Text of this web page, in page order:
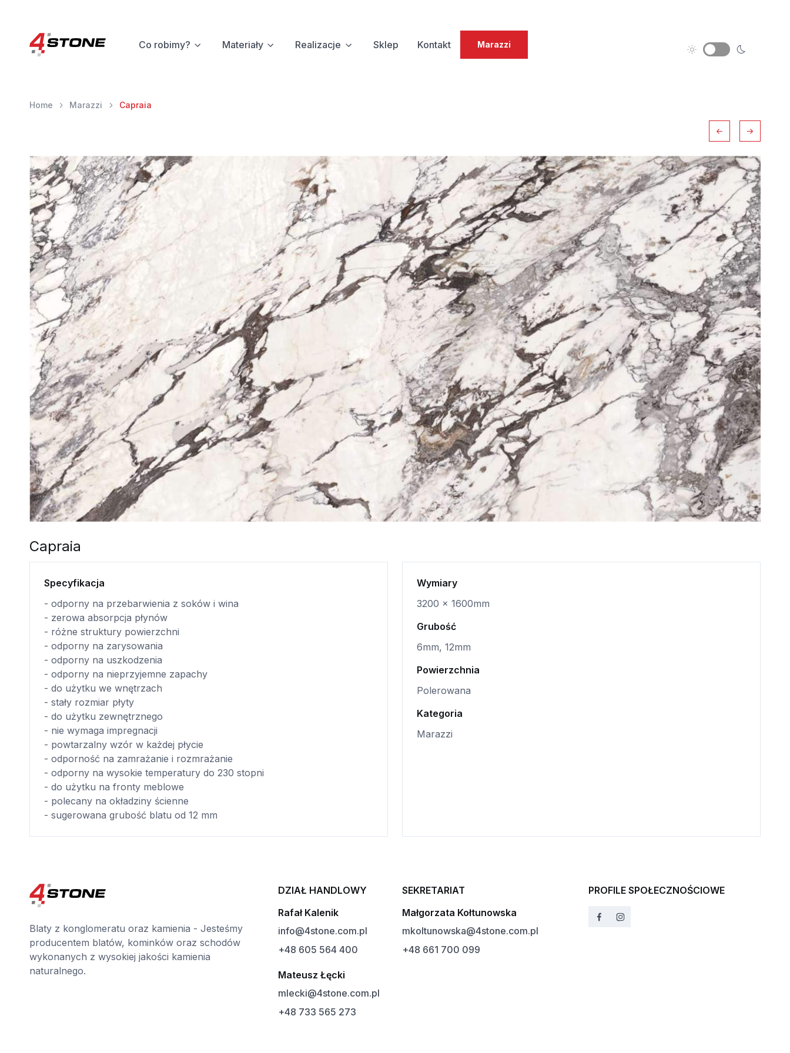
Co robimy? Materiały Realizacje Sklep Kontakt Marazzi
Home Marazzi Capraia
Capraia
Specyfikacja
- odporny na przebarwienia z soków i wina
- zerowa absorpcja płynów
- różne struktury powierzchni
- odporny na zarysowania
- odporny na uszkodzenia
- odporny na nieprzyjemne zapachy
- do użytku we wnętrzach
- stały rozmiar płyty
- do użytku zewnętrznego
- nie wymaga impregnacji
- powtarzalny wzór w każdej płycie
- odporność na zamrażanie i rozmrażanie
- odporny na wysokie temperatury do 230 stopni
- do użytku na fronty meblowe
- polecany na okładziny ścienne
- sugerowana grubość blatu od 12 mm
Wymiary
3200 x 1600mm
Grubość
6mm, 12mm
Powierzchnia
Polerowana
Kategoria
Marazzi
Blaty z konglomeratu oraz kamienia - Jesteśmy
producentem blatów, kominków oraz schodów
wykonanych z wysokiej jakości kamienia
naturalnego.
DZIAŁ HANDLOWY
Rafał Kalenik
info@4stone.com.pl
+48 605 564 400
Mateusz Łęcki
mlecki@4stone.com.pl
+48 733 565 273
SEKRETARIAT
Małgorzata Kołtunowska
mkoltunowska@4stone.com.pl
+48 661 700 099
PROFILE SPOŁECZNOŚCIOWE